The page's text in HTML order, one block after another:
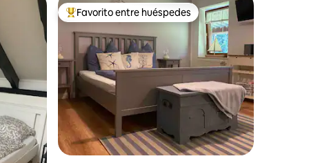
Favorito entre huéspedes preferido
Favorito entre huéspedes